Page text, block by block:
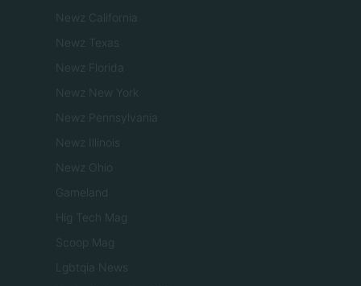
Newz California
Newz Texas
Newz Florida
Newz New York
Newz Pennsylvania
Newz Illinois
Newz Ohio
Gameland
Hig Tech Mag
Scoop Mag
Lgbtqia News